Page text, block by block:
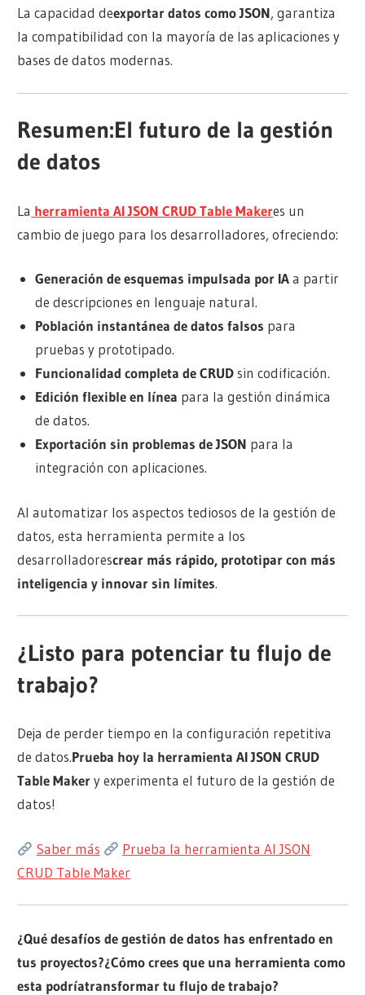
La capacidad deexportar datos como JSON, garantiza
la compatibilidad con la mayoría de las aplicaciones y
bases de datos modernas.
Resumen:El futuro de la gestión
de datos
La herramienta AI JSON CRUD Table Makeres un
cambio de juego para los desarrolladores, ofreciendo:
Generación de esquemas impulsada por IAa partir
de descripciones en lenguaje natural.
Población instantánea de datos falsos para
pruebas y prototipado.
Funcionalidad completa de CRUDsin codificación.
Edición flexible en línea para la gestión dinámica
de datos.
Exportación sin problemas de JSON para la
integración con aplicaciones.
Al automatizar los aspectos tediosos de la gestión de
datos, esta herramienta permite a los
desarrolladorescrear más rápido, prototipar con más
inteligencia y innovar sin límites.
¿Listo para potenciar tu flujo de
trabajo?
Deja de perder tiempo en la configuración repetitiva
de datos.Prueba hoy la herramienta AI JSON CRUD
Table Makery experimenta el futuro de la gestión de
datos!
Saber más
Prueba la herramienta AI JSON
CRUD Table Maker
¿Qué desafíos de gestión de datos has enfrentado en
tus proyectos?¿Cómo crees que una herramienta como
esta podríatransformar tu flujo de trabajo?